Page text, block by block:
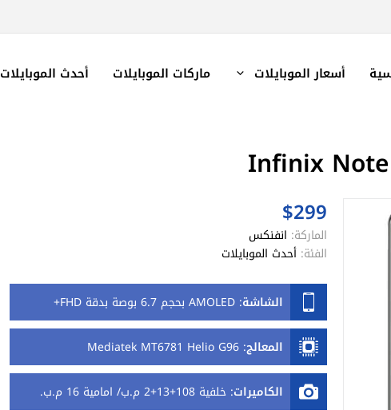
أسعار الموبايلات ماركات الموبايلات أحدث الموبايلات
$299
الماركة: انفنكس
الفئة: أحدث الموبايلات
الشاشة:AMOLED بحجم 6.7 بوصة بدقة FHD+
المعالج:
Mediatek MT6781 Helio G96
الكاميرات:خلفية 108+13+2 م.ب/ امامية 16 م.ب.